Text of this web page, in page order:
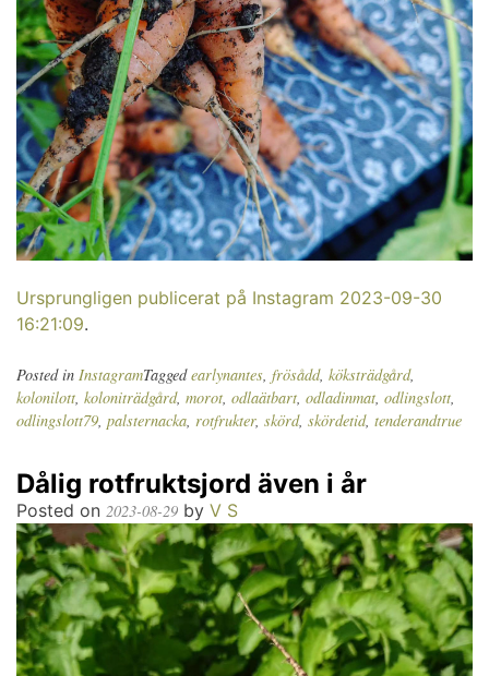
Ursprungligen publicerat på Instagram 2023-09-30
16:21:09.
Posted in InstagramTaggedearlynantes, frösådd, köksträdgård,
kolonilott, koloniträdgård, morot, odlaätbart, odladinmat, odlingslott,
odlingslott79, palsternacka, rotfrukter, skörd, skördetid, tenderandtrue
Dålig rotfruktsjord även i år
Posted on 2023-08-29 by V S